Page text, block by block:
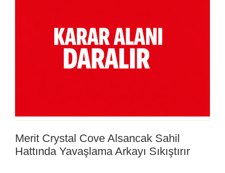
Merit Crystal Cove Alsancak Sahil
Hattında Yavaşlama Arkayı Sıkıştırır